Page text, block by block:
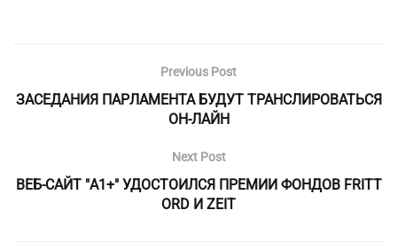
Previous Post
ЗАСЕДАНИЯ ПАРЛАМЕНТА БУДУТ ТРАНСЛИРОВАТЬСЯ
ОН-ЛАЙН
Next Post
ВЕБ-САЙТ "A1+" УДОСТОИЛСЯ ПРЕМИИ ФОНДОВ FRITT
ORD И ZEIT